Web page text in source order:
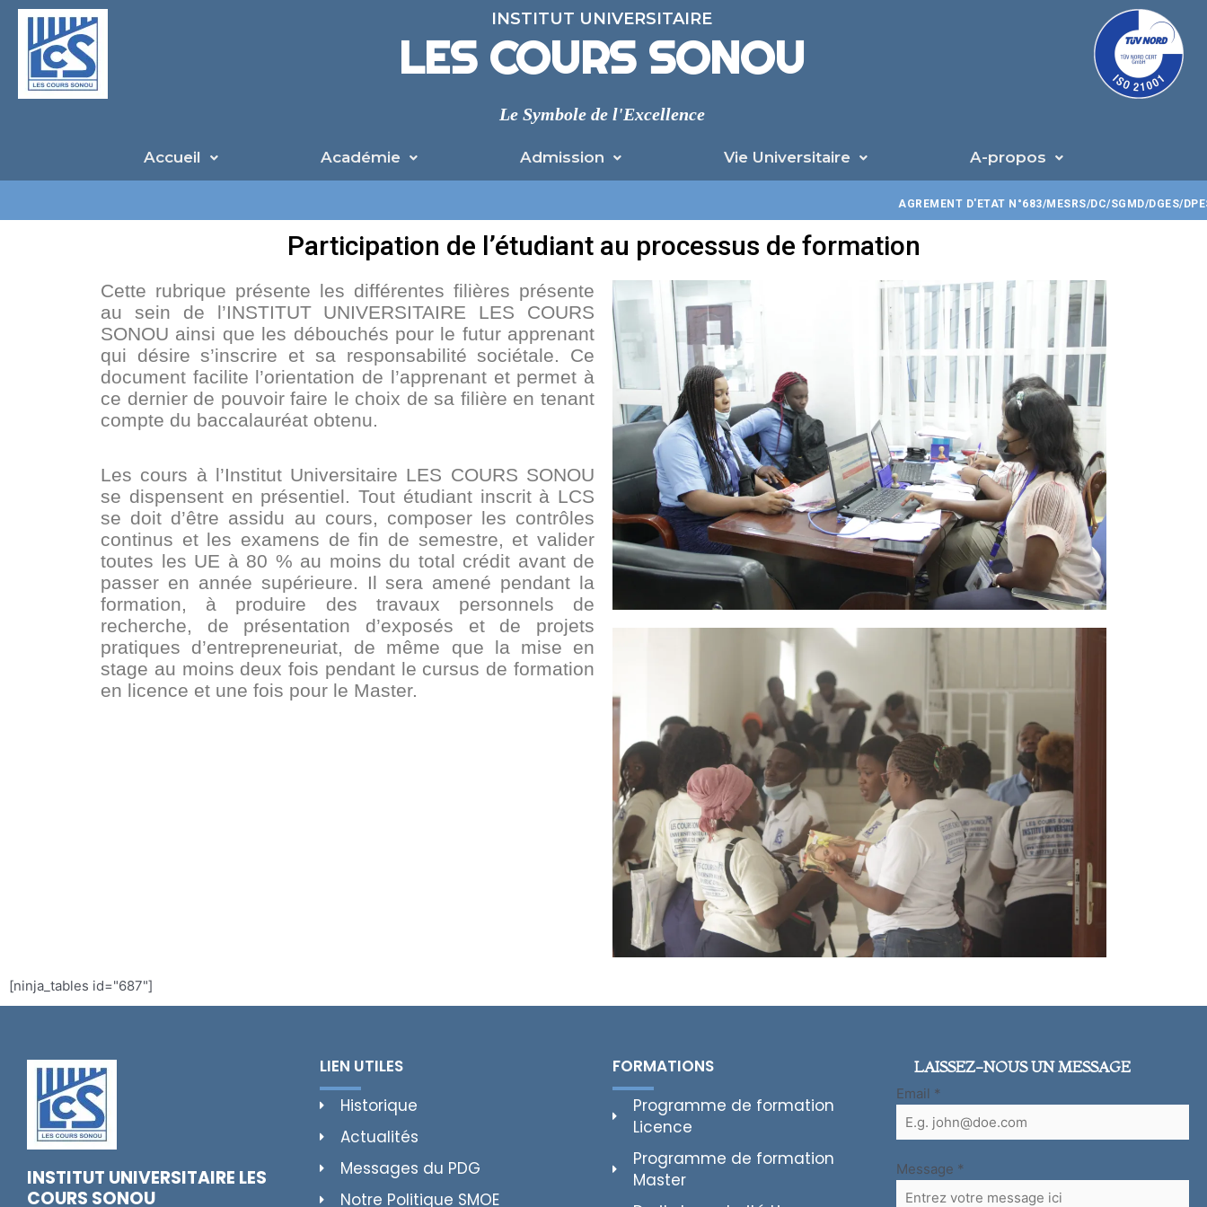
Aller
contenu
INSTITUT UNIVERSITAIRE
LES COURS SONOU
Le Symbole de l'Excellence
Accueil Académie Admission Vie Universitaire A-propos
AGREMENT D'ETAT N°683/MESRS/DC/SGMD/DGES/DPES/
Participation de l’étudiant au processus de formation
Cette rubrique présente les différentes filières présente
au sein de l’INSTITUT UNIVERSITAIRE LES COURS
SONOU ainsi que les débouchés pour le futur apprenant
qui désire s’inscrire et sa responsabilité sociétale. Ce
document facilite l’orientation de l’apprenant et permet à
ce dernier de pouvoir faire le choix de sa filière en tenant
compte du baccalauréat obtenu.
Les cours à l’Institut Universitaire LES COURS SONOU
se dispensent en présentiel. Tout étudiant inscrit à LCS
se doit d’être assidu au cours, composer les contrôles
continus et les examens de fin de semestre, et valider
toutes les UE à 80 % au moins du total crédit avant de
passer en année supérieure. Il sera amené pendant la
formation, à produire des travaux personnels de
recherche, de présentation d’exposés et de projets
pratiques d’entrepreneuriat, de même que la mise en
stage au moins deux fois pendant le cursus de formation
en licence et une fois pour le Master.
[ninja_tables id="687"]
INSTITUT UNIVERSITAIRE LES
COURS SONOU
LIEN UTILES
Historique
Actualités
Messages du PDG
Notre Politique SMOE
FORMATIONS
Programme de formation
Licence
Programme de formation
Master
LAISSEZ-NOUS UN MESSAGE
Email *
Message *